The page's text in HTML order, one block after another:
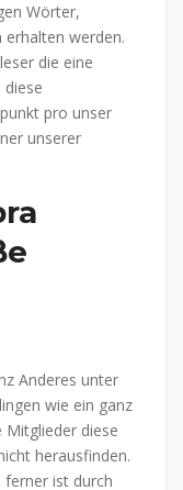
Wörter,
werden.
die eine
diese
pro unser
unserer
Anderes unter
wie ein ganz
Mitglieder diese
herausfinden.
ferner ist durch